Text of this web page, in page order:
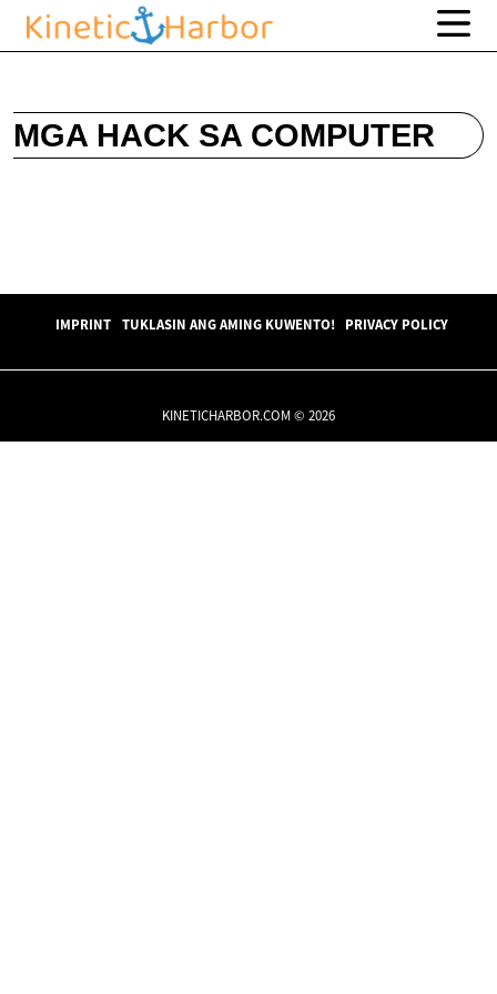
MGA HACK SA COMPUTER
IMPRINT TUKLASIN ANG AMING KUWENTO! PRIVACY POLICY
KINETICHARBOR.COM © 2026